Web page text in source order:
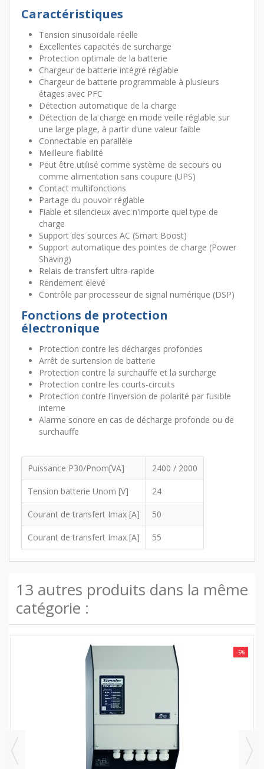
Caractéristiques
Tension sinusoïdale réelle
Excellentes capacités de surcharge
Protection optimale de la batterie
Chargeur de batterie intégré réglable
Chargeur de batterie programmable à plusieurs
étages avec PFC
Détection automatique de la charge
Détection de la charge en mode veille réglable sur
une large plage, à partir d'une valeur faible
Connectable en parallèle
Meilleure fiabilité
Peut être utilisé comme système de secours ou
comme alimentation sans coupure (UPS)
Contact multifonctions
Partage du pouvoir réglable
Fiable et silencieux avec n'importe quel type de
charge
Support des sources AC (Smart Boost)
Support automatique des pointes de charge (Power
Shaving)
Relais de transfert ultra-rapide
Rendement élevé
Contrôle par processeur de signal numérique (DSP)
Fonctions de protection
électronique
Protection contre les décharges profondes
Arrêt de surtension de batterie
Protection contre la surchauffe et la surcharge
Protection contre les courts-circuits
Protection contre l'inversion de polarité par fusible
interne
Alarme sonore en cas de décharge profonde ou de
surchauffe
Puissance P30/Pnom[VA] 2400 / 2000
Tension batterie Unom [V] 24
Courant de transfert Imax [A] 50
Courant de transfert Imax [A] 55
13 autres produits dans la même
catégorie :
-5%